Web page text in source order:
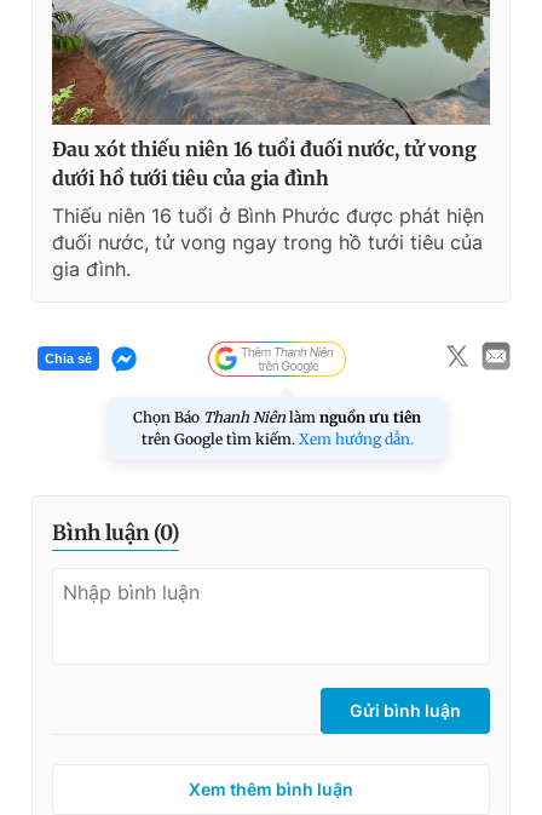
Đau xót thiếu niên 16 tuổi đuối nước, tử vong
dưới hồ tưới tiêu của gia đình
Thiếu niên 16 tuổi ở Bình Phước được phát hiện
đuối nước, tử vong ngay trong hồ tưới tiêu của
gia đình.
Chia sẻ
Chọn Báo Thanh Niên làm nguồn ưu tiên
trên Google tìm kiếm. Xem hướng dẫn.
Bình luận (0)
Gửi bình luận
Xem thêm bình luận